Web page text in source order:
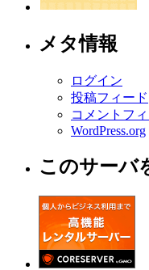
メタ情報
ログイン
投稿フィード
コメントフ
WordPress.org
このサーバ